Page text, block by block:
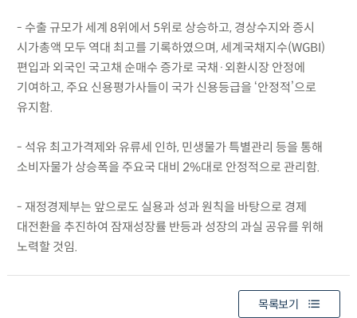
- 수출 규모가 세계 8위에서 5위로 상승하고, 경상수지와 증시
시가총액 모두 역대 최고를 기록하였으며, 세계국채지수(WGBI)
편입과 외국인 국고채 순매수 증가로 국채·외환시장 안정에
기여하고, 주요 신용평가사들이 국가 신용등급을 ‘안정적’으로
유지함.
- 석유 최고가격제와 유류세 인하, 민생물가 특별관리 등을 통해
소비자물가 상승폭을 주요국 대비 2%대로 안정적으로 관리함.
- 재정경제부는 앞으로도 실용과 성과 원칙을 바탕으로 경제
대전환을 추진하여 잠재성장률 반등과 성장의 과실 공유를 위해
노력할 것임.
목록보기